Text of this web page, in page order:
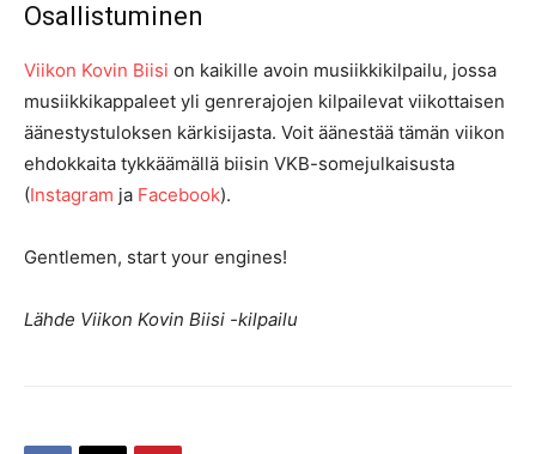
Osallistuminen
Viikon Kovin Biisi on kaikille avoin musiikkikilpailu, jossa
musiikkikappaleet yli genrerajojen kilpailevat viikottaisen
äänestystuloksen kärkisijasta. Voit äänestää tämän viikon
ehdokkaita tykkäämällä biisin VKB-somejulkaisusta
(Instagram ja Facebook).
Gentlemen, start your engines!
Lähde Viikon Kovin Biisi -kilpailu